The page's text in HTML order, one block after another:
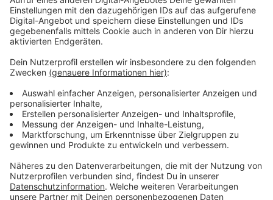
ist auch über den Jahreswechsel jederzeit erreichbar
unter den Telefonnummern 0800-111-0-111 und
0800-111-0-222. Per Mail und Chat auf
Anzeige